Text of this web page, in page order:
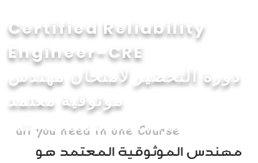
Certified Reliability
Engineer-CRE
دورة التحضير لامتحان مهندس
موثوقية معتمد
all you need in one Course
مهندس الموثوقية المعتمد هو